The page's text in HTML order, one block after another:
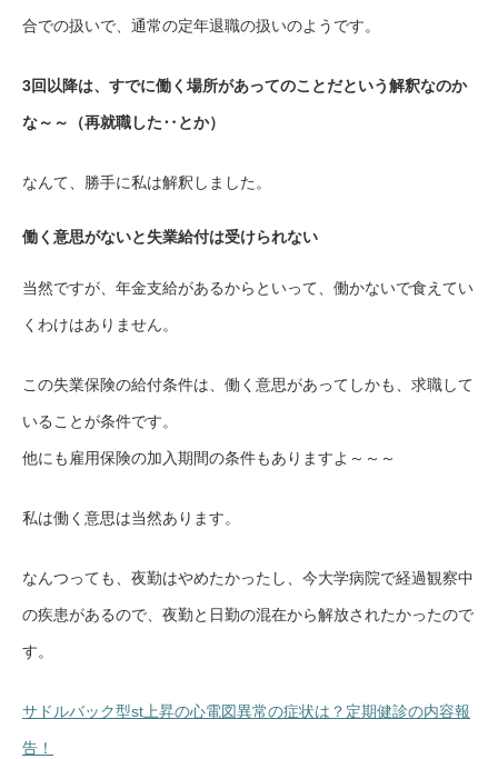
合での扱いで、通常の定年退職の扱いのようです。
3回以降は、すでに働く場所があってのことだという解釈なのか
な～～（再就職した‥とか）
なんて、勝手に私は解釈しました。
働く意思がないと失業給付は受けられない
当然ですが、年金支給があるからといって、働かないで食えてい
くわけはありません。
この失業保険の給付条件は、働く意思があってしかも、求職して
いることが条件です。
他にも雇用保険の加入期間の条件もありますよ～～～
私は働く意思は当然あります。
なんつっても、夜勤はやめたかったし、今大学病院で経過観察中
の疾患があるので、夜勤と日勤の混在から解放されたかったので
す。
サドルバック型st上昇の心電図異常の症状は？定期健診の内容報
告！